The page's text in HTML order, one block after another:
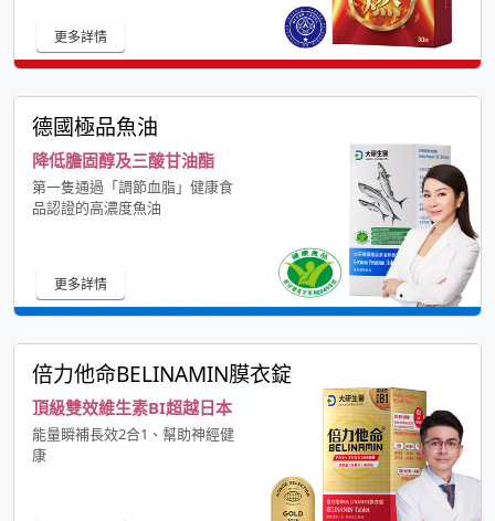
更多詳情
德國極品魚油
降低膽固醇及三酸甘油酯
第一隻通過「調節血脂」健康食
品認證的高濃度魚油
更多詳情
倍力他命BELINAMIN膜衣錠
頂級雙效維生素BI超越日本
能量瞬補長效2合1、幫助神經健
康